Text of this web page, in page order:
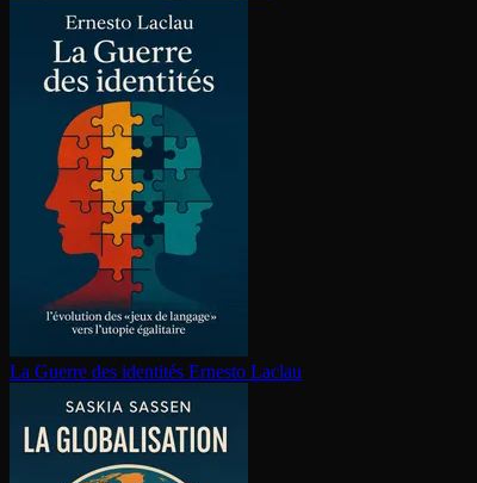
La Guerre des identités Ernesto Laclau